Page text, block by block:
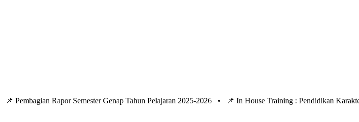
📌 Pembagian Rapor Semester Genap Tahun Pelajaran 2025-2026 •
📌 In House Training : Pendidikan